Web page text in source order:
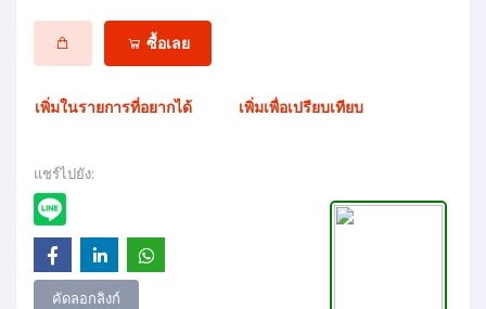
ซื้อเลย
เพิ่มในรายการที่อยากได้ เพิ่มเพื่อเปรียบเทียบ
แชร์ไปยัง:
คัดลอกลิงก์